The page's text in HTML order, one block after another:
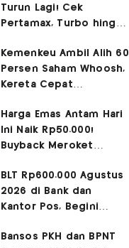
Turun Lagi! Cek
Pertamax, Turbo hingga
Agustus 2026
Kemenkeu Ambil Alih 60
Persen Saham Whoosh,
Kereta Cepat
Surabaya
Harga Emas Antam Hari
Ini Naik Rp50.000!
Buyback Meroket
BLT Rp600.000 Agustus
2026 di Bank dan
Kantor Pos, Begini
Bansos PKH dan BPNT